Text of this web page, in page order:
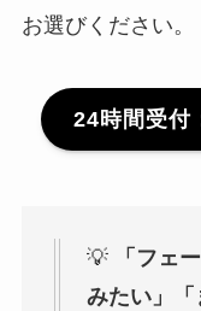
お選びください。
24時間受付
💡
「フェ
みたい」